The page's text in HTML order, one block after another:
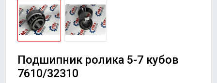
Подшипник ролика 5-7 кубов
7610/32310